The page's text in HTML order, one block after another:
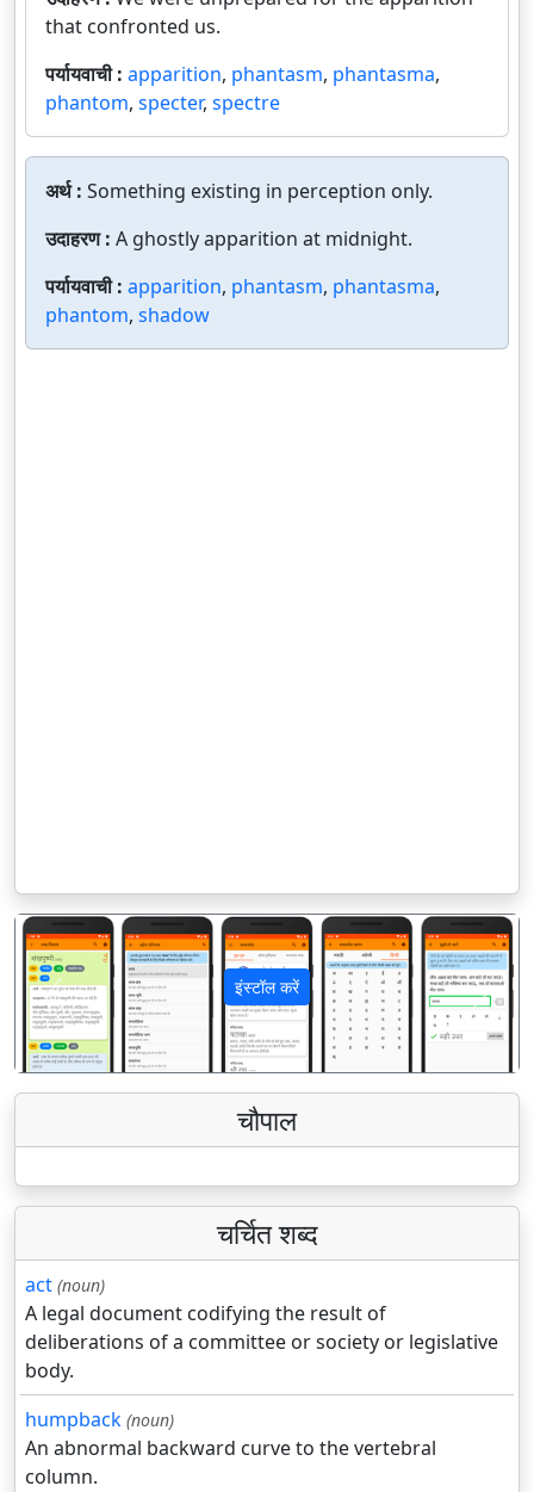
that confronted us.
पर्यायवाची : apparition, phantasm, phantasma,
phantom, specter, spectre
अर्थ : Something existing in perception only.
उदाहरण : A ghostly apparition at midnight.
पर्यायवाची : apparition, phantasm, phantasma,
phantom, shadow
इंस्टॉल करें
पिछला अगला
चौपाल
चर्चित शब्द
act (noun)
A legal document codifying the result of
deliberations of a committee or society or legislative
body.
humpback (noun)
An abnormal backward curve to the vertebral
column.